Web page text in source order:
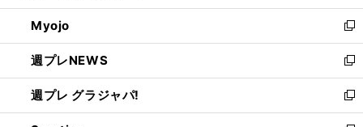
開
く
ウ
で
開
く
ン
ド
ウ
で
開
く
ウ
ィ
ン
ド
ウ
で
開
Myojo
新
し
い
ウ
ィ
ン
週プレNEWS
新
し
い
ウ
週プレ グラジャパ!
新
し